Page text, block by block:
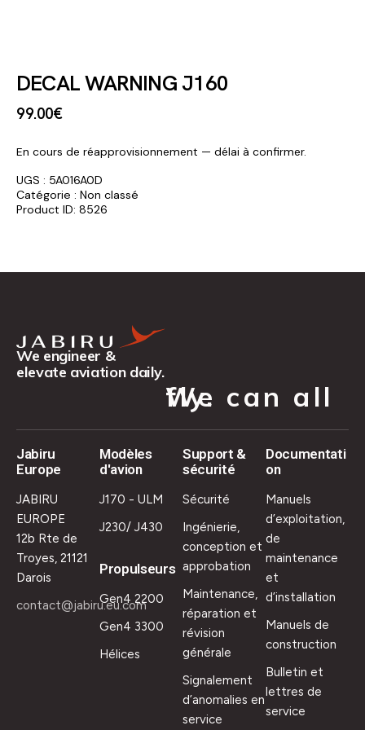
DECAL WARNING J160
99.00€
En cours de réapprovisionnement — délai à confirmer.
UGS : 5A016A0D
Catégorie : Non classé
Product ID: 8526
We engineer &
elevate aviation daily.
We can all fly.
Jabiru
Europe
JABIRU
EUROPE
12b Rte de
Troyes, 21121
Darois
contact@jabiru.eu.com
Modèles
d'avion
J170 - ULM
J230/ J430
Propulseurs
Gen4 2200
Gen4 3300
Hélices
Support &
sécurité
Sécurité
Ingénierie,
conception et
approbation
Maintenance,
réparation et
révision
générale
Signalement
d’anomalies en
service
Documentati
on
Manuels
d’exploitation,
de
maintenance
et
d’installation
Manuels de
construction
Bulletin et
lettres de
service